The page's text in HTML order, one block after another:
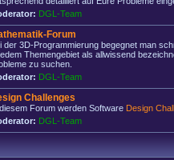
DGL-Team
Forum
der 3D-Programmierung begegnet man
Themengebiet als allwissend
zu suchen.
DGL-Team
Challenges
Forum werden Software Design
DGL-Team